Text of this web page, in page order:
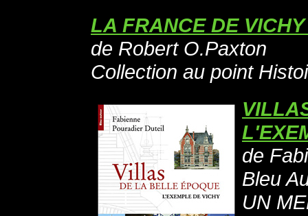
LA FRANCE DE
de Robert O.Paxton
Collection au point
de
Bleu
UN